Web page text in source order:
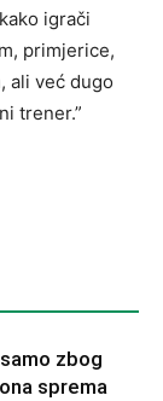
igrači
primjerice,
ali već dugo
trener.”
zbog
sprema